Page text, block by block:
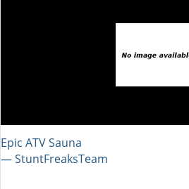
Epic ATV Sauna
― StuntFreaksTeam